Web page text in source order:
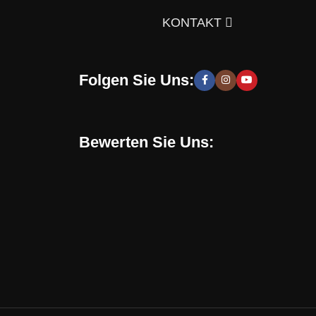
und stilvolle Lösungen, die Sie zur Schaffung
zu entwickeln. Sie erhalten speziell für Sie
Shop verwenden. Mit uns können Sie eine
KONTAKT
Folgen Sie Uns:
Bewerten Sie Uns: